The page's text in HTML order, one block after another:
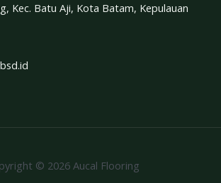
Kec. Batu Aji, Kota Batam, Kepulauan
© 2026 Aucal Flooring